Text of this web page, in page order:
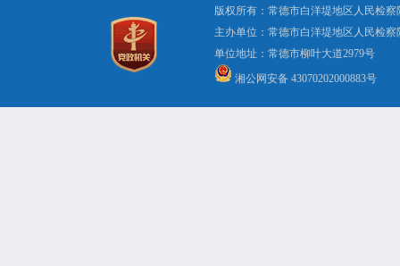
版权所有：常德市白洋堤地区人民检
主办单位：常德市白洋堤地区人民检
单位地址：常德市柳叶大道2979号
湘公网安备 43070202000883号